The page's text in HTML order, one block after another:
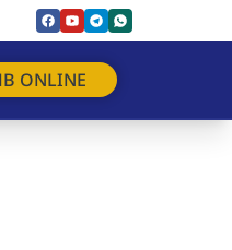
ONLINE